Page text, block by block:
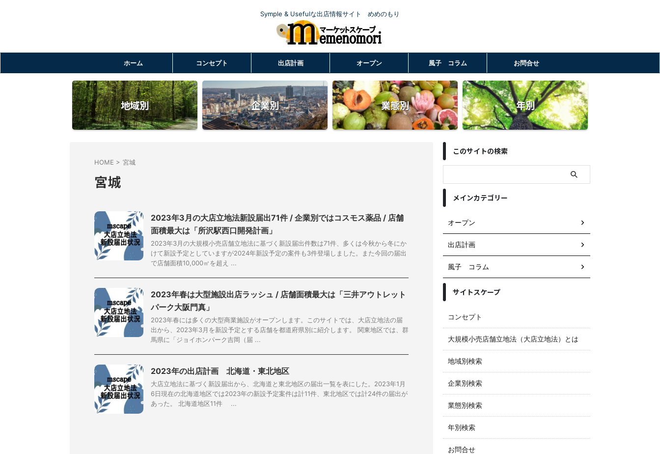
Symple & Usefulな出店情報サイト めめのもり
ホーム コンセプト 出店計画 オープン 風子 コラム お問合せ
地域別 企業別 業態別 年別
HOME > 宮城
宮城
2023年3月の大店立地法新設届出71件 / 企業別ではコスモス薬品 / 店舗
面積最大は「所沢駅西口開発計画」
2023年3月の大規模小売店舗立地法に基づく新設届出件数は71件、多くは今秋から冬にか
けて新設予定としていますが2024年新設予定の案件も3件登場しました。また今回の届出
で店舗面積10,000㎡を超え ...
2023年春は大型施設出店ラッシュ / 店舗面積最大は「三井アウトレット
パーク大阪門真」
2023年春には多くの大型商業施設がオープンします。このサイトでは、大店立地法の届
出から、2023年3月を新設予定とする店舗を都道府県別に紹介します。 関東地区では、群
馬県に「ジョイホンパーク吉岡（届 ...
2023年の出店計画 北海道・東北地区
大店立地法に基づく新設届出から、北海道と東北地区の届出一覧を表にした。2023年1月
6日現在の北海道地区では2023年の新設予定案件は計11件、東北地区では計24件の届出が
あった。 北海道地区11件 ...
このサイトの検索
メインカテゴリー
オープン
出店計画
風子 コラム
サイトスケープ
コンセプト
大規模小売店舗立地法（大店立地法）とは
地域別検索
企業別検索
業態別検索
年別検索
お問合せ